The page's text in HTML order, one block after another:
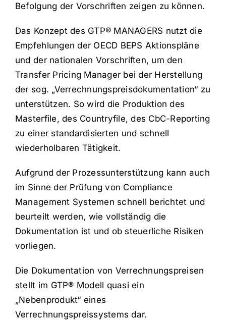
Befolgung der Vorschriften zeigen zu können.
Das Konzept des GTP® MANAGERS nutzt die
Empfehlungen der OECD BEPS Aktionspläne
und der nationalen Vorschriften, um den
Transfer Pricing Manager bei der Herstellung
der sog. „Verrechnungspreisdokumentation“ zu
unterstützen. So wird die Produktion des
Masterfile, des Countryfile, des CbC-Reporting
zu einer standardisierten und schnell
wiederholbaren Tätigkeit.
Aufgrund der Prozessunterstützung kann auch
im Sinne der Prüfung von Compliance
Management Systemen schnell berichtet und
beurteilt werden, wie vollständig die
Dokumentation ist und ob steuerliche Risiken
vorliegen.
Die Dokumentation von Verrechnungspreisen
stellt im GTP® Modell quasi ein
„Nebenprodukt“ eines
Verrechnungspreissystems dar.